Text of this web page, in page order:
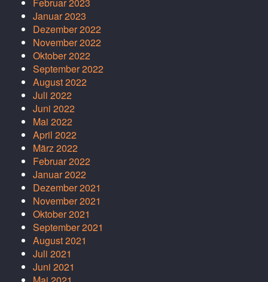
Januar 2023
Dezember 2022
November 2022
Oktober 2022
September 2022
August 2022
Juli 2022
Juni 2022
Mai 2022
April 2022
März 2022
Februar 2022
Januar 2022
Dezember 2021
November 2021
Oktober 2021
September 2021
August 2021
Juli 2021
Juni 2021